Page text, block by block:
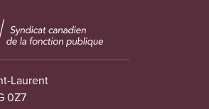
Laurent
0Z7